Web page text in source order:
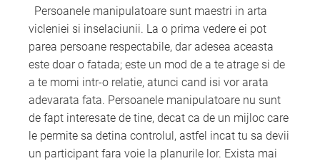
Persoanele manipulatoare sunt maestri in arta
vicleniei si inselaciunii. La o prima vedere ei pot
parea persoane respectabile, dar adesea aceasta
este doar o fatada; este un mod de a te atrage si de
a te momi intr-o relatie, atunci cand isi vor arata
adevarata fata. Persoanele manipulatoare nu sunt
de fapt interesate de tine, decat ca de un mijloc care
le permite sa detina controlul, astfel incat tu sa devii
un participant fara voie la planurile lor. Exista mai